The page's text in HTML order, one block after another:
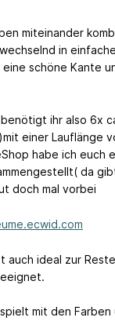
miteinander
in
schöne Kante
ihr also 6x
einer Lauflänge
habe ich euch
da
doch mal vorbei
auch ideal zur
mit den